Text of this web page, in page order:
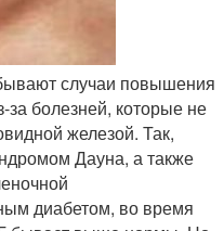
случаи повышения
за болезней, которые не
железой. Так,
Дауна, а также
диабетом, во время